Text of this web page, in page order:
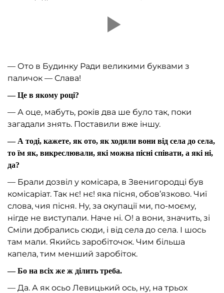
— Ото в Будинку Ради великими буквами з
паличок — Слава!
— Це в якому році?
— А оце, мабуть, років два ше було так, поки
загадали знять. Поставили вже іншу.
— А тоді, кажете, як ото, як ходили вони від села до села,
то їм як, викреслювали, які можна пісні співати, а які ні,
да?
— Брали дозвіл у комісара, в Звенигородці був
комісаріат. Так нє! нє! яка пісня, обов’язково. Чиї
слова, чия пісня. Ну, за окупації ми, по-моєму,
нігде не виступали. Наче ні. О! а вони, значить, зі
Сміли добрались сюди, і від села до села. І шось
там мали. Якийсь заробіточок. Чим більша
капела, тим менший заробіток.
— Бо на всіх же ж ділить треба.
— Да. А як осьо Левицький ось, ну, на трьох